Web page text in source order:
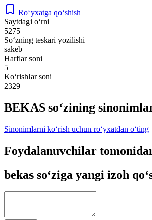
Ro‘yxatga qo‘shish
Saytdagi o‘rni
5275
So‘zning teskari yozilishi
sakeb
Harflar soni
5
Ko‘rishlar soni
2329
BEKAS so‘zining
Sinonimlarni ko‘rish uchun ro‘yxatdan o‘ting
Foydalanuvchilar
bekas so‘ziga yangi izoh